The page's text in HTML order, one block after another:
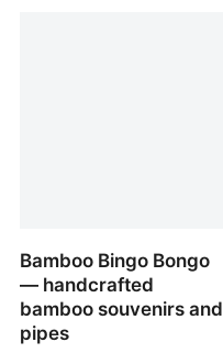
Bamboo Bingo Bongo
— handcrafted
bamboo souvenirs and
pipes